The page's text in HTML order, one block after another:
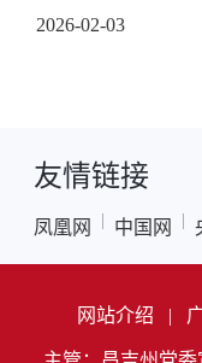
2026-02-03
友情链接
凤凰网 | 中国网 |
网站介绍 |